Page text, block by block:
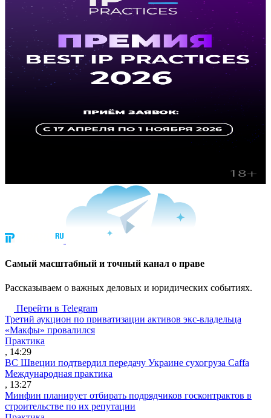
Cамый масштабный и точный канал о праве
Рассказываем о важных деловых и юридических событиях.
Перейти в Telegram
Третий аукцион по приватизации активов экс-владельца
«Макфы» провалился
Практика
, 14:29
ВС Швеции подтвердил передачу Украине сухогруза Caffa
Международная практика
, 13:27
Минфин планирует отбирать подрядчиков госконтрактов в
строительстве по их репутации